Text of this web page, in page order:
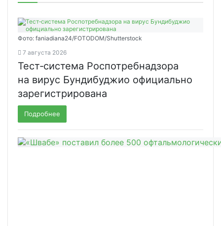
Фото: faniadiana24/FOTODOM/Shutterstock
7 августа 2026
Тест‑система Роспотребнадзора
на вирус Бундибуджио официально
зарегистрирована
Подробнее